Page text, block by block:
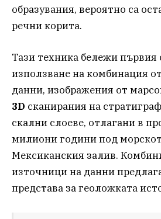
образувания, вероятно са
речни корита.
Тази техника бележи първия
използване на комбинация
данни, изображения от
3D сканирания на
скални слоеве, отлагани в
милиони години под
Мексиканския залив.
източници на данни
представа за геоложката